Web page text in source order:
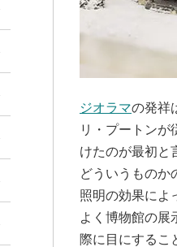
ジオラマの発祥
リ・プートンが
けたのが最初と
どういうものか
照明の効果によ
よく博物館の展
際に目にするこ